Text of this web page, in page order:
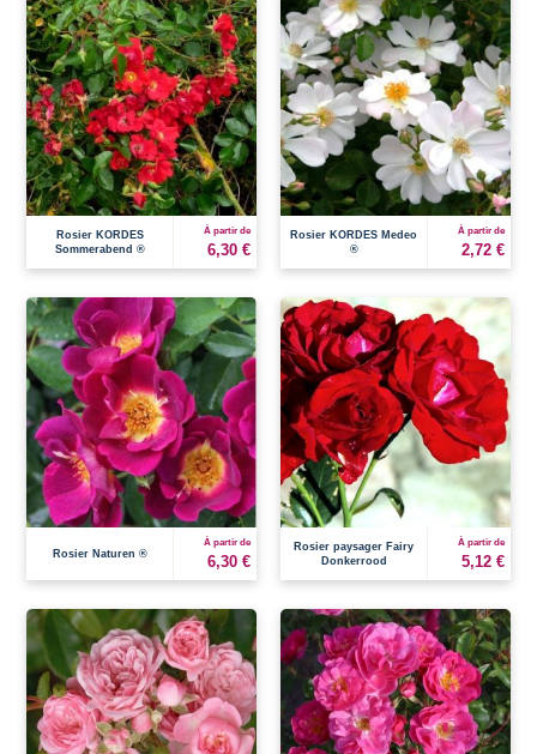
Rosier KORDES
Sommerabend ®
À partir de
6,30 €
Rosier KORDES Medeo
®
À partir de
2,72 €
Rosier Naturen ®
À partir de
6,30 €
Rosier paysager Fairy
Donkerrood
À partir de
5,12 €